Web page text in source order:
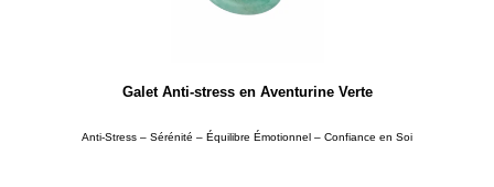
Galet Anti-stress en Aventurine Verte
Anti-Stress – Sérénité – Équilibre Émotionnel – Confiance en Soi